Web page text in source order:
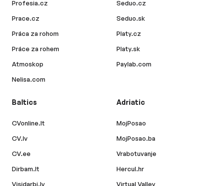
Profesia.cz
Prace.cz
Práca za rohom
Práce za rohem
Atmoskop
Nelisa.com
Seduo.cz
Seduo.sk
Platy.cz
Platy.sk
Paylab.com
Baltics
CVonline.lt
CV.lv
CV.ee
Dirbam.lt
Visidarbi.lv
Adriatic
MojPosao
MojPosao.ba
Vrabotuvanje
Hercul.hr
Virtual Valley